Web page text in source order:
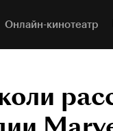
Онлайн-кинотеатр